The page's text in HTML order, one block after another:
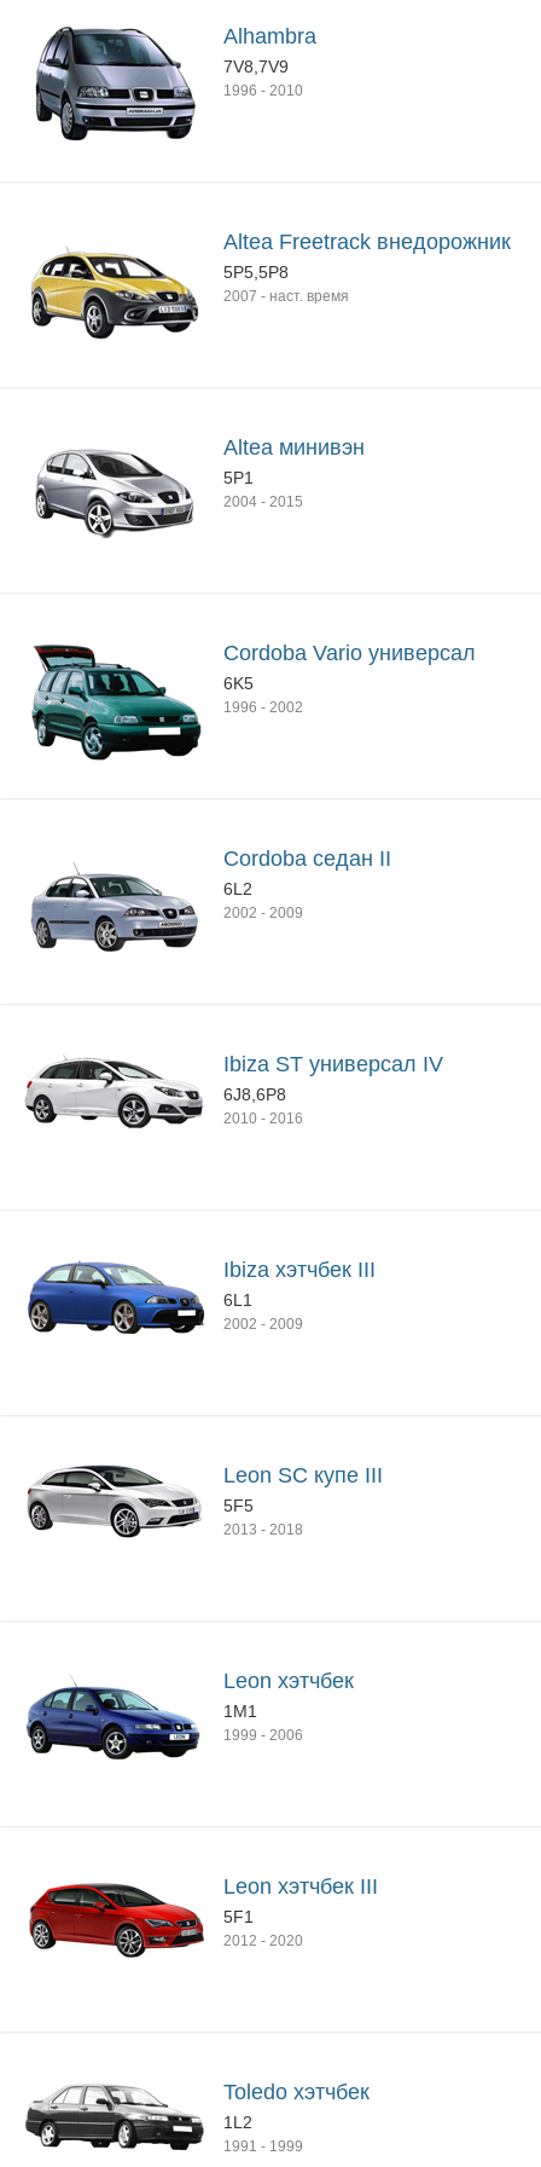
Alhambra
7V8,7V9
1996 - 2010
Altea Freetrack внедорожник
5P5,5P8
2007 - наст. время
Altea минивэн
5P1
2004 - 2015
Cordoba Vario универсал
6K5
1996 - 2002
Cordoba седан II
6L2
2002 - 2009
Ibiza ST универсал IV
6J8,6P8
2010 - 2016
Ibiza хэтчбек III
6L1
2002 - 2009
Leon SC купе III
5F5
2013 - 2018
Leon хэтчбек
1M1
1999 - 2006
Leon хэтчбек III
5F1
2012 - 2020
Toledo хэтчбек
1L2
1991 - 1999